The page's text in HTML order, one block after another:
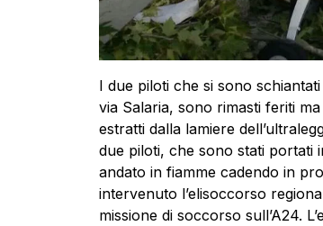
I due piloti che si sono
via Salaria, sono rimasti feriti
estratti dalla lamiere
due piloti, che sono stati portati
andato in fiamme cadendo in
intervenuto l’elisoccorso
missione di soccorso sull’A24.